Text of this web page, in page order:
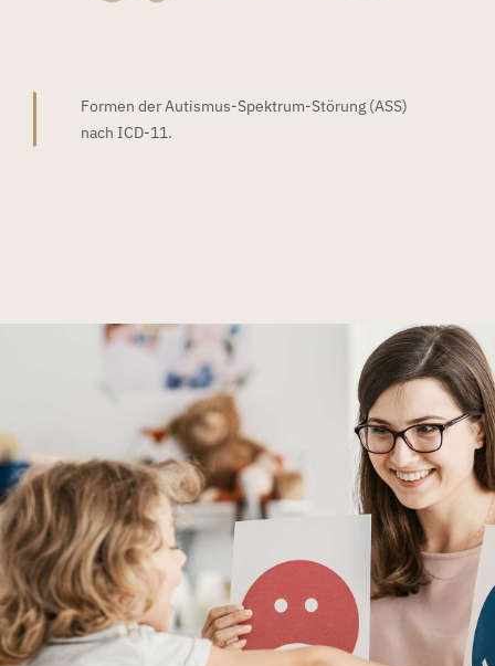
Formen der Autismus-Spektrum-Störung (ASS)
nach ICD-11.